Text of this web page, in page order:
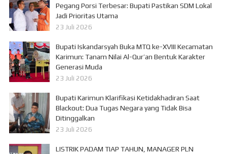
Pegang Porsi Terbesar: Bupati Pastikan SDM Lokal
Jadi Prioritas Utama
23 Juli 2026
Bupati Iskandarsyah Buka MTQ ke-XVIII Kecamatan
Karimun: Tanam Nilai Al-Qur’an Bentuk Karakter
Generasi Muda
23 Juli 2026
Bupati Karimun Klarifikasi Ketidakhadiran Saat
Blackout: Dua Tugas Negara yang Tidak Bisa
Ditinggalkan
23 Juli 2026
LISTRIK PADAM TIAP TAHUN, MANAGER PLN